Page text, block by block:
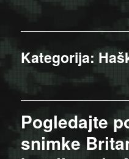
Kategorija:
Pogledajte
snimke